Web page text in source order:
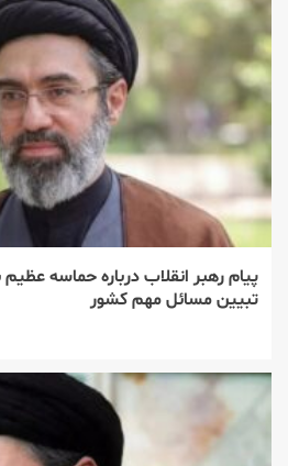
پیام رهبر انقلاب درباره حماسه
تبیین مسائل مهم کشور